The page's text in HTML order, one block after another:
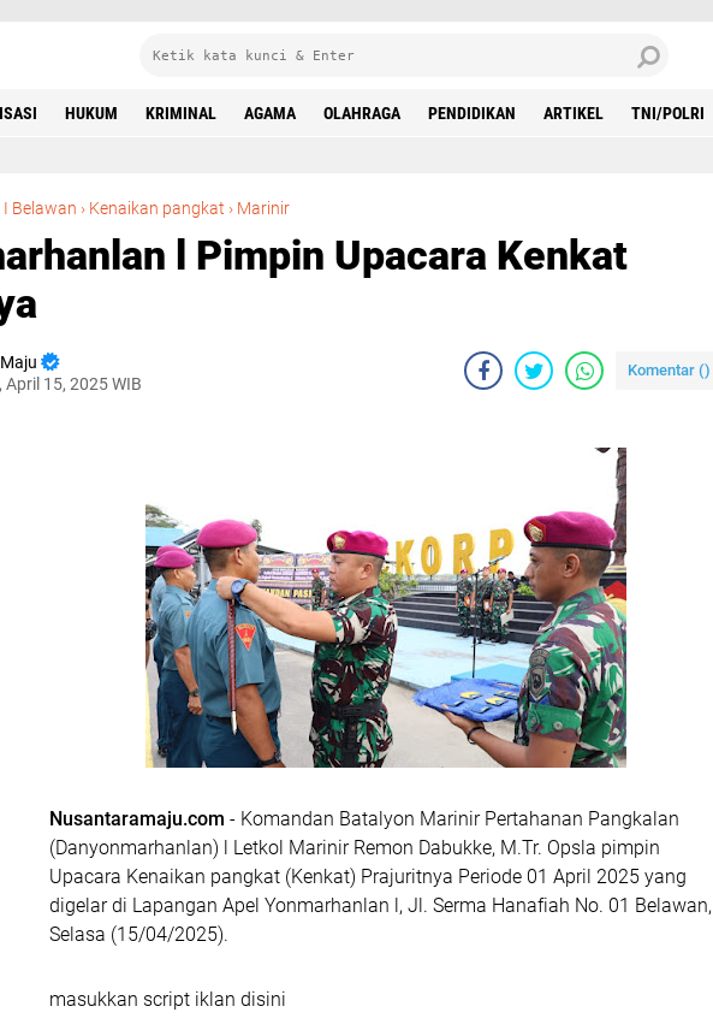
HUKUM KRIMINAL AGAMA OLAHRAGA PENDIDIKAN ARTIKEL TNI/POLRI
Belawan › Kenaikan pangkat › Marinir
l Pimpin Upacara Kenkat
April 15, 2025 WIB
Komentar ()
Nusantaramaju.com - Komandan Batalyon Marinir Pertahanan Pangkalan
(Danyonmarhanlan) l Letkol Marinir Remon Dabukke, M.Tr. Opsla pimpin
Upacara Kenaikan pangkat (Kenkat) Prajuritnya Periode 01 April 2025 yang
digelar di Lapangan Apel Yonmarhanlan l, Jl. Serma Hanafiah No. 01 Belawan,
Selasa (15/04/2025).
masukkan script iklan disini